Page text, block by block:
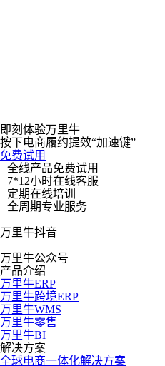
OnlyCook通过万里牛供应链解
供应商统一管理、自动化审批、
流程，又借数据分析优化采购策
应商管理均显著改善。
即刻体验万里牛
按下电商履约提效“加速键”
免费试用
全线产品免费试用
7*12小时在线客服
定期在线培训
全周期专业服务
万里牛抖音
万里牛公众号
产品介绍
万里牛ERP
万里牛跨境ERP
万里牛WMS
万里牛零售
万里牛BI
解决方案
全球电商一体化解决方案